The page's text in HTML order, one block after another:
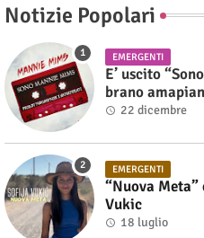
Notizie Popolari
EMERGENTI
E’ uscito
brano
22 dicembre
EMERGENTI
“Nuova
Vukic
18 luglio